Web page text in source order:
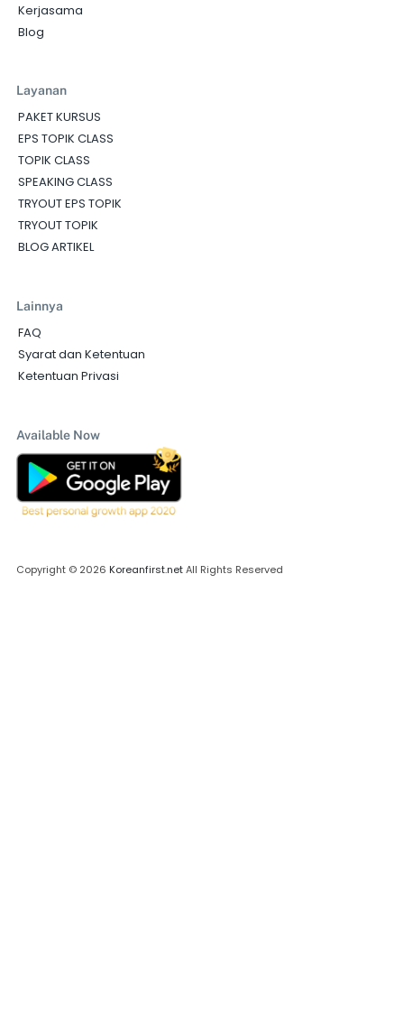
Kerjasama
Blog
Layanan
PAKET KURSUS
EPS TOPIK CLASS
TOPIK CLASS
SPEAKING CLASS
TRYOUT EPS TOPIK
TRYOUT TOPIK
BLOG ARTIKEL
Lainnya
FAQ
Syarat dan Ketentuan
Ketentuan Privasi
Available Now
Copyright © 2026 Koreanfirst.netAll Rights Reserved